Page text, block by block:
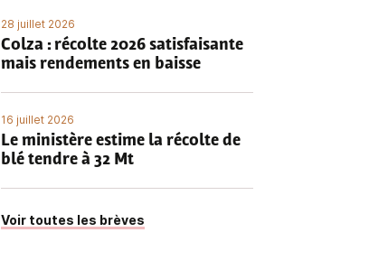
28 juillet 2026
Colza : récolte 2026 satisfaisante
mais rendements en baisse
16 juillet 2026
Le ministère estime la récolte de
blé tendre à 32 Mt
Voir toutes les brèves